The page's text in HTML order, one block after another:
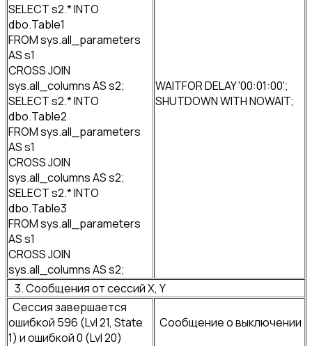
SELECT s2.* INTO
dbo.Table1
FROM sys.all_parameters
AS s1
CROSS JOIN
sys.all_columns AS s2;
SELECT s2.* INTO
dbo.Table2
FROM sys.all_parameters
AS s1
CROSS JOIN
sys.all_columns AS s2;
SELECT s2.* INTO
dbo.Table3
FROM sys.all_parameters
AS s1
CROSS JOIN
sys.all_columns AS s2;
WAITFOR DELAY '00:01:00';
SHUTDOWN WITH NOWAIT;
3. Сообщения от сессий X, Y
Сессия завершается
ошибкой 596 (Lvl 21, State
1) и ошибкой 0 (Lvl 20)
Сообщение о выключении